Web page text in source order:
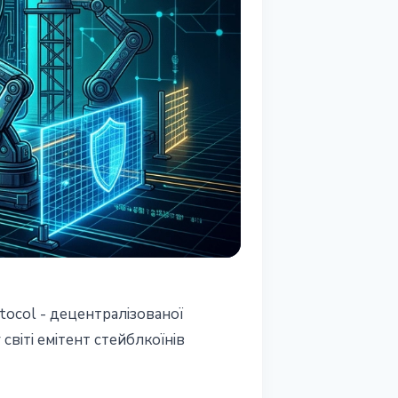
- децентралізованої
емітент стейблкоїнів